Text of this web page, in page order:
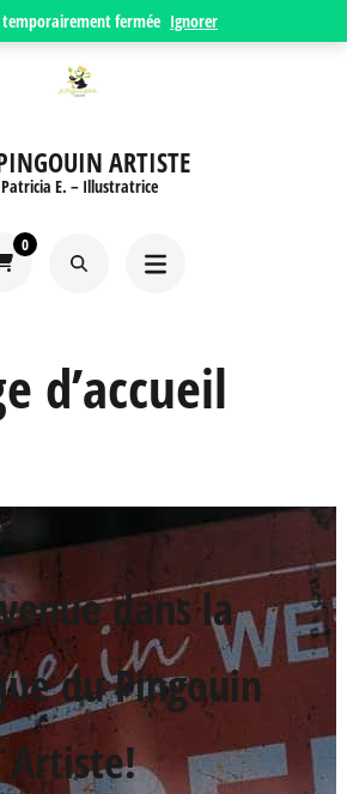
fermée Ignorer
ARTISTE
Patricia E. – Illustratrice
0
d’accueil
dans la
du Pingouin
Artiste!